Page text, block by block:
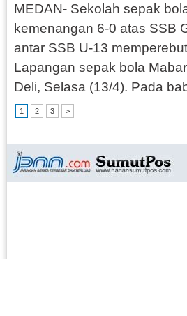
MEDAN- Sekolah sepak
kemenangan 6-0 atas SSB
antar SSB U-13
Lapangan sepak bola
Deli, Selasa (13/4). Pada
1 2 3 >